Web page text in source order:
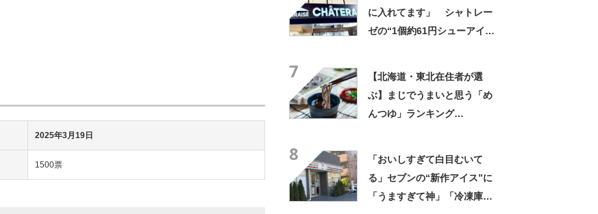
2025年3月19日
1500票
に入れてます」 シャトレー
ゼの“1個約61円シューアイ
7
【北海道・東北在住者が選
ぶ】まじでうまいと思う「め
んつゆ」ランキング
8
「おいしすぎて白目むいて
る」セブンの“新作アイス”に
「うますぎて神」「冷凍庫に